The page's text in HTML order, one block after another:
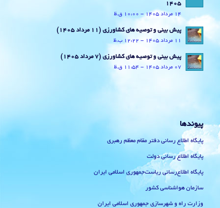
1405
14 مرداد 1405 - 10:00 ق.ظ
پیش بینی و توصیه های کشاورزی (11 مرداد ۱۴۰۵)
11 مرداد 1405 - 12:22 ب.ظ
پیش بینی و توصیه های کشاورزی (7 مرداد ۱۴۰۵)
07 مرداد 1405 - 11:54 ق.ظ
پیوندها
پایگاه اطلاع رسانی دفتر مقام معظم رهبری
پایگاه اطلاع رسانی دولت
پایگاه اطلاع‌رسانی ریاست‌جمهوری اسلامی ایران
سازمان هواشناسی کشور
وزارت راه و شهرسازی جمهوری اسلامی ایران